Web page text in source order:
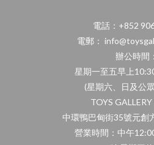
電話：+852
電郵：
辦公時間：
星期一至五早上
(星期六、日及公
TOYS GALLERY
中環鴨巴甸街35號元創
營業時間：中午